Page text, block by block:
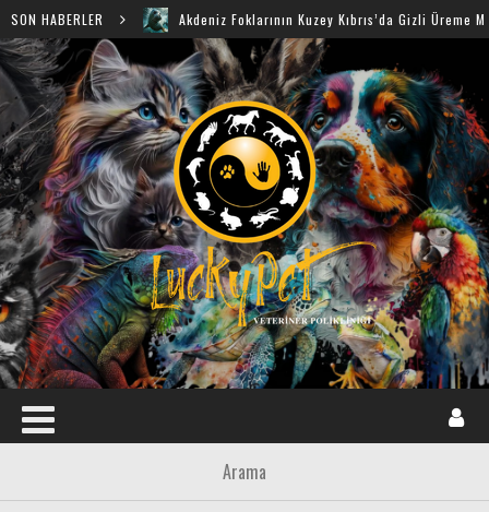
SON HABERLER Akdeniz Foklarının Kuzey Kıbrıs’da Gizli Üreme